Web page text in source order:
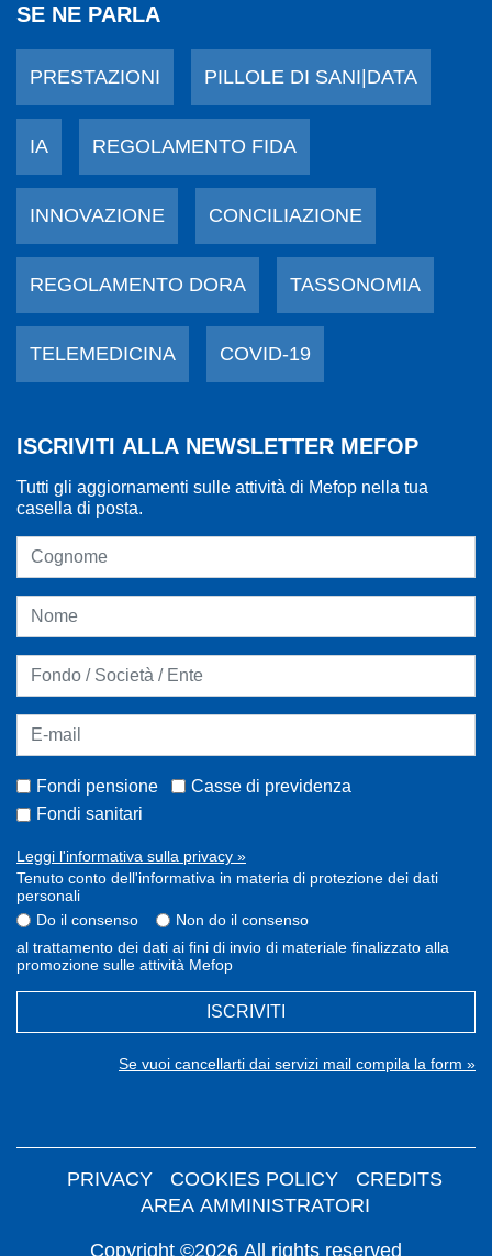
SE NE PARLA
PRESTAZIONI PILLOLE DI SANI|DATA
IA REGOLAMENTO FIDA
INNOVAZIONE CONCILIAZIONE
REGOLAMENTO DORA TASSONOMIA
TELEMEDICINA COVID-19
ISCRIVITI ALLA NEWSLETTER MEFOP
Tutti gli aggiornamenti sulle attività di Mefop nella tua
casella di posta.
Fondi pensione
Casse di previdenza
Fondi sanitari
Leggi l'informativa sulla privacy »
Tenuto conto dell'informativa in materia di protezione dei dati
personali
Do il consenso
Non do il consenso
al trattamento dei dati ai fini di invio di materiale finalizzato alla
promozione sulle attività Mefop
ISCRIVITI
Se vuoi cancellarti dai servizi mail compila la form »
Copyright ©2026 All rights reserved
PRIVACY COOKIES POLICY
CREDITS
AREA AMMINISTRATORI